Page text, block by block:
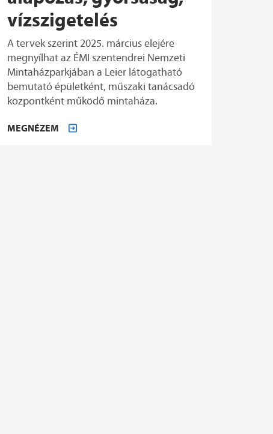
vízszigetelés
A tervek szerint 2025. március elejére
megnyílhat az ÉMI szentendrei Nemzeti
Mintaházparkjában a Leier látogatható
bemutató épületként, műszaki tanácsadó
központként működő mintaháza.
MEGNÉZEM